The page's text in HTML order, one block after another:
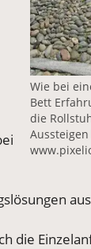
Wie bei
Bett
die
die